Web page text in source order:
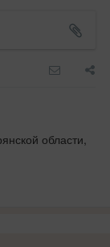
области,